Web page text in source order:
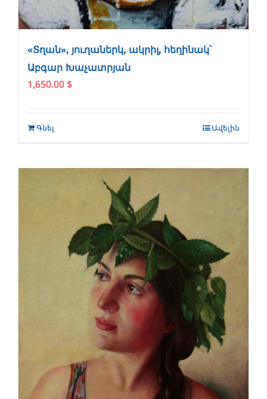
«Տղան», յուղաներկ, ակրիլ, հեղինակ՝
Աբգար Խաչատրյան
1,650.00 $
Գնել Ավելին